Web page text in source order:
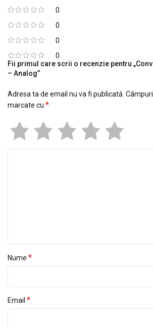
0
0
0
0
Fii primul care scrii o recenzie pentru
– Analog”
Adresa ta de email nu va fi publicată.
marcate cu *
Nume *
Email *